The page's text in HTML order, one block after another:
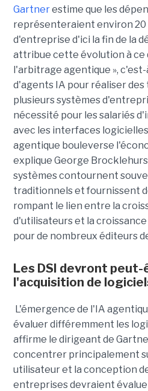
Gartnerestime que les
représenteraient environ 20
d'entreprise d'ici la fin de la
attribue cette évolution à ce
l'arbitrage agentique »,
d'agents IA pour réaliser
plusieurs systèmes
nécessité pour les salariés
avec les interfaces logicielles
agentique bouleverse
explique George
systèmes contournent
traditionnels et fournissent
rompant le lien entre la
d'utilisateurs et la
pour de nombreux éditeurs
Les DSI devront
l'acquisition de
L'émergence de l'IA
évaluer différemment les
affirme le dirigeant de
concentrer principalement
utilisateur et la conception
entreprises devraient